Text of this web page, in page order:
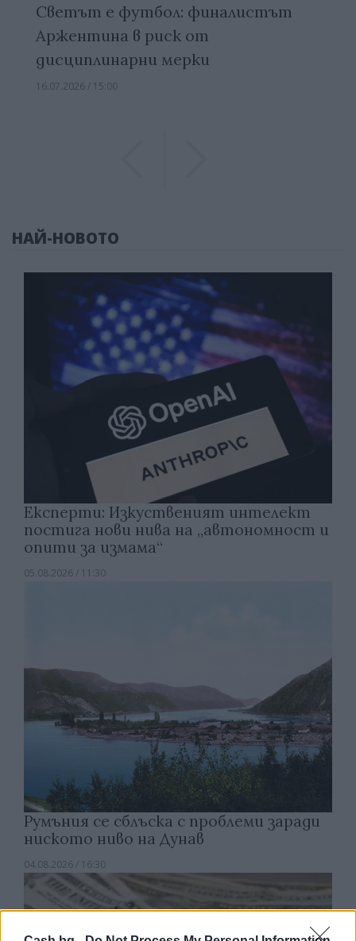
Светът е футбол: финалистът
Аржентина в риск от
дисциплинарни мерки
16.07.2026 / 15:00
НАЙ-НОВОТО
Експерти: Изкуственият интелект
постига нови нива на „автономност и
опити за измама“
05.08.2026 / 11:30
Румъния се сблъска с проблеми заради
ниското ниво на Дунав
04.08.2026 / 16:30